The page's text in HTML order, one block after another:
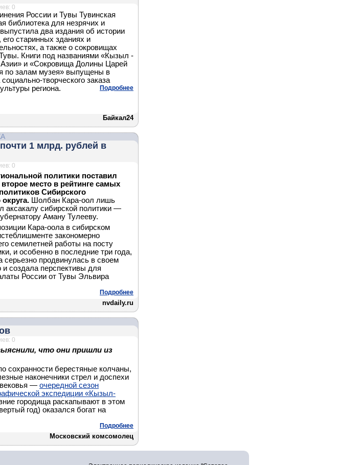
0
России и Тувы Тувинская
библиотека для незрячих и
два издания об истории
старинных зданиях и
а также о сокровищах
Книги под названиями «Кызыл -
Азии» и «Сокровища Долины Царей
по залам музея» выпущены в
творческого заказа
региона.
Подробнее
Байкал24
1 млрд. рублей в
0
политики поставил
место в рейтинге самых
Сибирского
Шолбан Кара-оол лишь
аксакалу сибирской политики —
Аману Тулееву.
Кара-оола в сибирском
закономерно
семилетней работы на посту
и особенно в последние три года,
серьезно продвинулась в своем
и создала перспективы для
России от Тувы Эльвира
Подробнее
nvdaily.ru
0
что они пришли из
сохранности берестяные колчаны,
наконечники стрел и доспехи
— очередной сезон
экспедиции «Кызыл-
городища раскапывают в этом
год) оказался богат на
Подробнее
Московский комсомолец